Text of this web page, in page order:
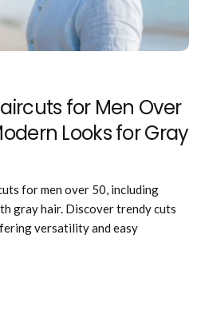
for Men Over
Looks for Gray
for men over 50, including
gray hair. Discover trendy cuts
versatility and easy